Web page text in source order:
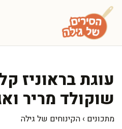
לדלג
לתוכן
עוגת בראוניז
שוקולד מריר
מתכונים › הקינוחים של גילה